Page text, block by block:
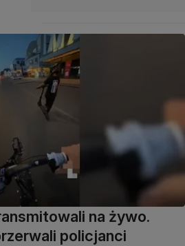
na żywo.
policjanci